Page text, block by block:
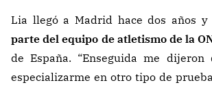
Lia llegó a Madrid hace dos años y
parte del equipo de atletismo de la
de España. “Enseguida me
especializarme en otro tipo de